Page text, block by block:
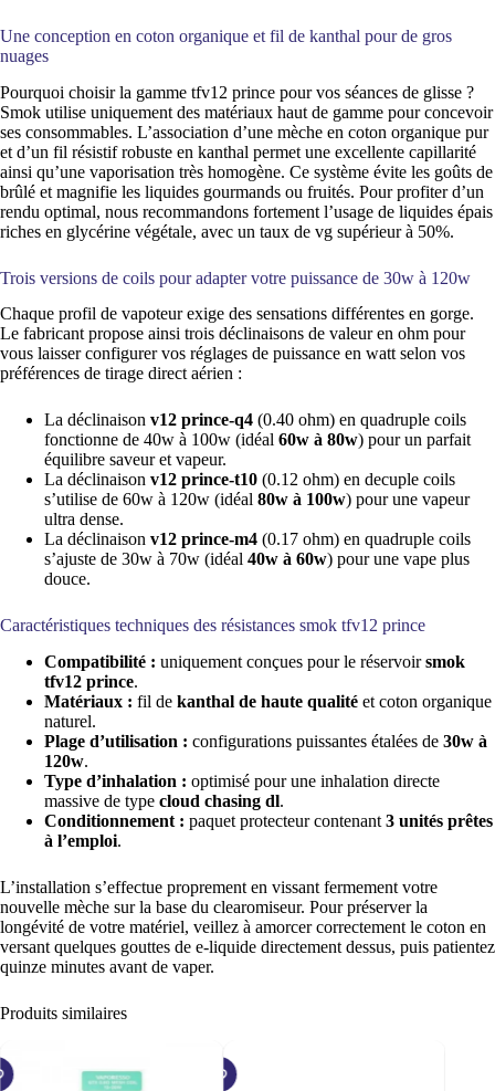
Une conception en coton organique et fil de kanthal pour de gros
nuages
Pourquoi choisir la gamme tfv12 prince pour vos séances de glisse ?
Smok utilise uniquement des matériaux haut de gamme pour concevoir
ses consommables. L’association d’une mèche en coton organique pur
et d’un fil résistif robuste en kanthal permet une excellente capillarité
ainsi qu’une vaporisation très homogène. Ce système évite les goûts de
brûlé et magnifie les liquides gourmands ou fruités. Pour profiter d’un
rendu optimal, nous recommandons fortement l’usage de liquides épais
riches en glycérine végétale, avec un taux de vg supérieur à 50%.
Trois versions de coils pour adapter votre puissance de 30w à 120w
Chaque profil de vapoteur exige des sensations différentes en gorge.
Le fabricant propose ainsi trois déclinaisons de valeur en ohm pour
vous laisser configurer vos réglages de puissance en watt selon vos
préférences de tirage direct aérien :
La déclinaison v12 prince-q4 (0.40 ohm) en quadruple coils
fonctionne de 40w à 100w (idéal 60w à 80w) pour un parfait
équilibre saveur et vapeur.
La déclinaison v12 prince-t10 (0.12 ohm) en decuple coils
s’utilise de 60w à 120w (idéal 80w à 100w) pour une vapeur
ultra dense.
La déclinaison v12 prince-m4 (0.17 ohm) en quadruple coils
s’ajuste de 30w à 70w (idéal 40w à 60w) pour une vape plus
douce.
Caractéristiques techniques des résistances smok tfv12 prince
Compatibilité : uniquement conçues pour le réservoirsmok
tfv12 prince.
Matériaux : fil de kanthal de haute qualité et coton organique
naturel.
Plage d’utilisation : configurations puissantes étalées de 30w à
120w.
Type d’inhalation : optimisé pour une inhalation directe
massive de type cloud chasing dl.
Conditionnement : paquet protecteur contenant 3 unités prêtes
à l’emploi.
L’installation s’effectue proprement en vissant fermement votre
nouvelle mèche sur la base du clearomiseur. Pour préserver la
longévité de votre matériel, veillez à amorcer correctement le coton en
versant quelques gouttes de e-liquide directement dessus, puis patientez
quinze minutes avant de vaper.
Produits similaires